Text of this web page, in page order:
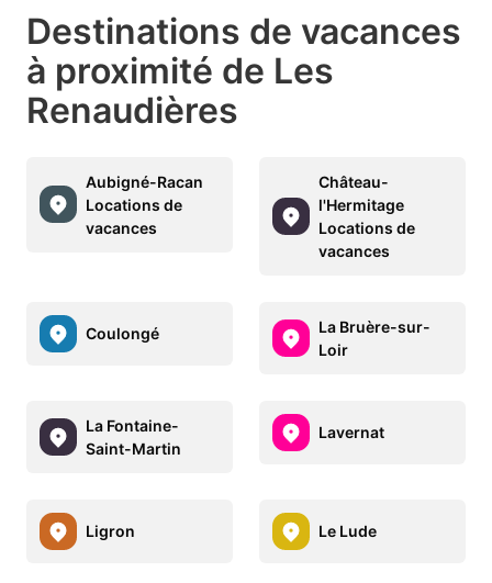
Destinations de vacances
à proximité de Les
Renaudières
Aubigné-Racan
Locations de
vacances
Château-
l'Hermitage
Locations de
vacances
Coulongé
La Bruère-sur-
Loir
La Fontaine-
Saint-Martin
Lavernat
Ligron Le Lude